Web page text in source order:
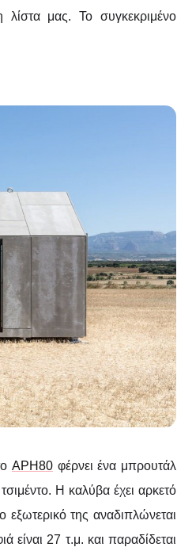
μας. Το συγκεκριμένο
APH80φέρνει ένα μπρουτάλ
Η καλύβα έχει αρκετό
εξωτερικό της αναδιπλώνεται
27 τ.μ. και παραδίδεται